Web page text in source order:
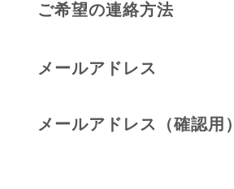
ご希望の連絡方法
メールアドレス
メールアドレス（確認用）